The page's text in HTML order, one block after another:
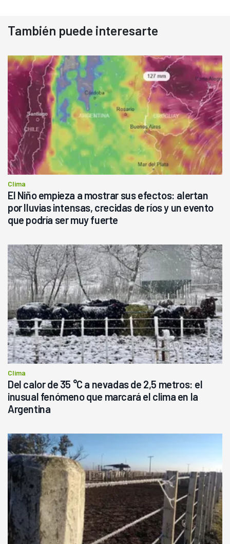
También puede interesarte
Clima
El Niño empieza a mostrar sus efectos: alertan
por lluvias intensas, crecidas de ríos y un evento
que podría ser muy fuerte
Clima
Del calor de 35 °C a nevadas de 2,5 metros: el
inusual fenómeno que marcará el clima en la
Argentina